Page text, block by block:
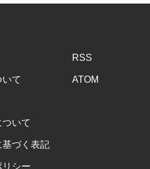
て
いて
づく表記
リシー
RSS
ATOM